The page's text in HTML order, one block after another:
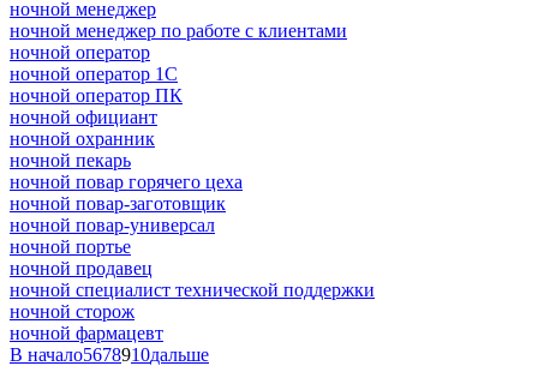
ночной менеджер
ночной менеджер по работе с клиентами
ночной оператор
ночной оператор 1С
ночной оператор ПК
ночной официант
ночной охранник
ночной пекарь
ночной повар горячего цеха
ночной повар-заготовщик
ночной повар-универсал
ночной портье
ночной продавец
ночной специалист технической поддержки
ночной сторож
ночной фармацевт
В начало5678910дальше